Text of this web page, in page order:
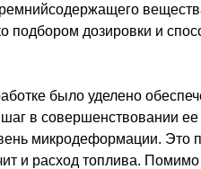
подбором дозировки и
было уделено
в совершенствовании ее
микродеформации. Это
и расход топлива. Помимо